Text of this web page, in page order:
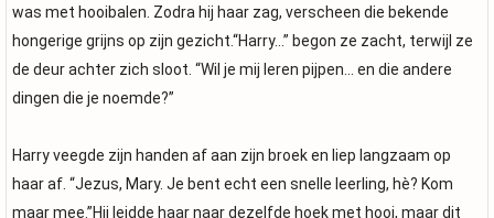
was met hooibalen. Zodra hij haar zag, verscheen die bekende
hongerige grijns op zijn gezicht.“Harry…” begon ze zacht, terwijl ze
de deur achter zich sloot. “Wil je mij leren pijpen… en die andere
dingen die je noemde?”
Harry veegde zijn handen af aan zijn broek en liep langzaam op
haar af. “Jezus, Mary. Je bent echt een snelle leerling, hè? Kom
maar mee.”Hij leidde haar naar dezelfde hoek met hooi, maar dit